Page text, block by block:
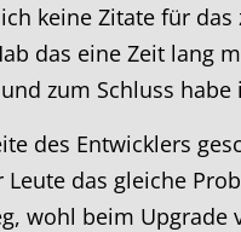
keine Zitate für
das eine Zeit lang
zum Schluss
des Entwicklers
das gleiche
wohl beim